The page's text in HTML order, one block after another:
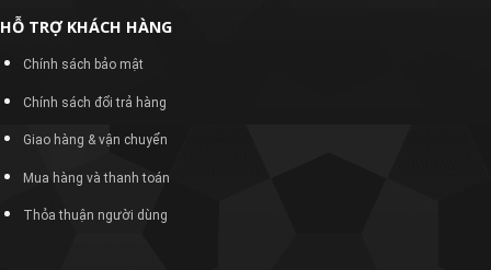
HỖ TRỢ KHÁCH HÀNG
Chính sách bảo mật
Chính sách đổi trả hàng
Giao hàng & vận chuyển
Mua hàng và thanh toán
Thỏa thuận người dùng